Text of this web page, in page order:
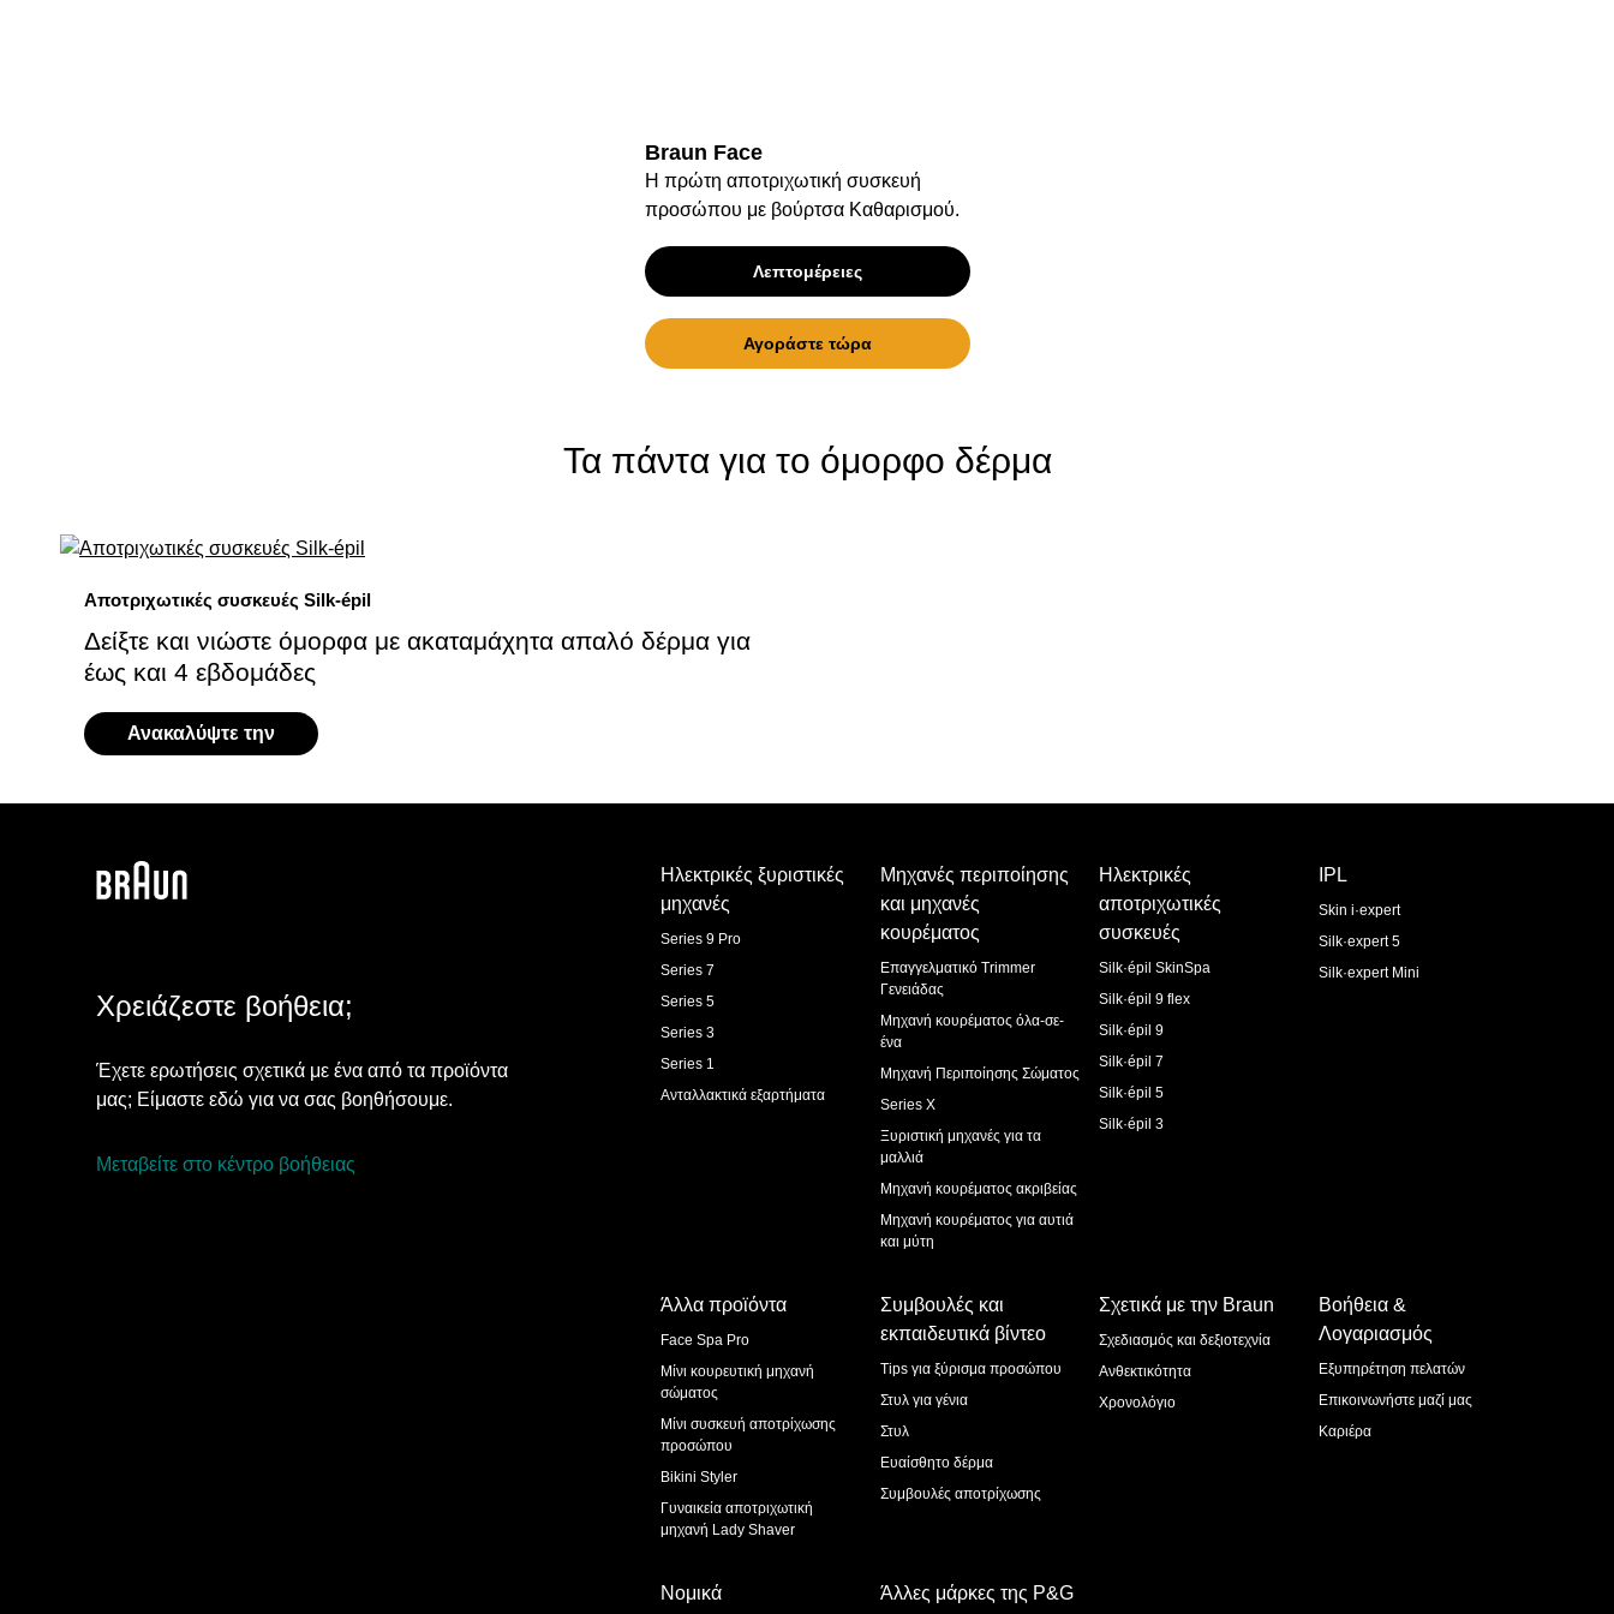
Braun Face
Η πρώτη αποτριχωτική συσκευή
προσώπου με βούρτσα Καθαρισμού.
Λεπτομέρειες
Αγοράστε τώρα
Τα πάντα για το όμορφο δέρμα
Αποτριχωτικές συσκευές Silk-épil
Δείξτε και νιώστε όμορφα με ακαταμάχητα απαλό δέρμα για
έως και 4 εβδομάδες
Ανακαλύψτε την
Χρειάζεστε βοήθεια;
Έχετε ερωτήσεις σχετικά με ένα από τα προϊόντα
μας; Είμαστε εδώ για να σας βοηθήσουμε.
Μεταβείτε στο κέντρο βοήθειας
Ηλεκτρικές ξυριστικές
μηχανές
Series 9 Pro
Series 7
Series 5
Series 3
Series 1
Ανταλλακτικά εξαρτήματα
Μηχανές περιποίησης
και μηχανές
κουρέματος
Επαγγελματικό Trimmer
Γενειάδας
Μηχανή κουρέματος όλα-σε-
ένα
Μηχανή Περιποίησης Σώματος
Series X
Ξυριστική μηχανές για τα
μαλλιά
Μηχανή κουρέματος ακριβείας
Μηχανή κουρέματος για αυτιά
και μύτη
Ηλεκτρικές
αποτριχωτικές
συσκευές
Silk·épil SkinSpa
Silk·épil 9 flex
Silk·épil 9
Silk·épil 7
Silk·épil 5
Silk·épil 3
IPL
Skin i·expert
Silk·expert 5
Silk·expert Mini
Άλλα προϊόντα
Face Spa Pro
Μίνι κουρευτική μηχανή
σώματος
Μίνι συσκευή αποτρίχωσης
προσώπου
Bikini Styler
Γυναικεία αποτριχωτική
μηχανή Lady Shaver
Συμβουλές και
εκπαιδευτικά βίντεο
Tips για ξύρισμα προσώπου
Στυλ για γένια
Στυλ
Ευαίσθητο δέρμα
Συμβουλές αποτρίχωσης
Σχετικά με την Braun
Σχεδιασμός και δεξιοτεχνία
Ανθεκτικότητα
Χρονολόγιο
Βοήθεια &
Λογαριασμός
Εξυπηρέτηση πελατών
Επικοινωνήστε μαζί μας
Καριέρα
Νομικά Άλλες μάρκες της P&G